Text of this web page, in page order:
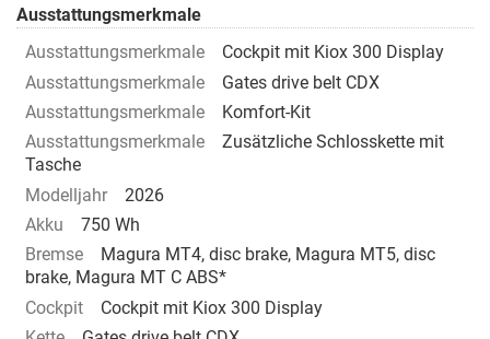
Ausstattungsmerkmale
Ausstattungsmerkmale
Cockpit mit Kiox 300 Display
Ausstattungsmerkmale
Gates drive belt CDX
Ausstattungsmerkmale
Komfort-Kit
Ausstattungsmerkmale
Zusätzliche Schlosskette mit
Tasche
Modelljahr
2026
Akku
750 Wh
Bremse
Magura MT4, disc brake, Magura MT5, disc
brake, Magura MT C ABS*
Cockpit
Cockpit mit Kiox 300 Display